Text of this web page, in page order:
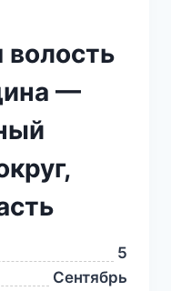
волость
—
5
Сентябрь